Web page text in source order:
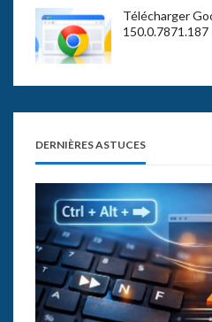
Télécharger
150.0.7871.187
DERNIÈRES ASTUCES